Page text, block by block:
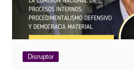
Disruptor